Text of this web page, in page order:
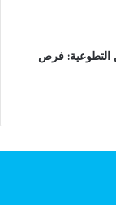
التطوعية: فرص